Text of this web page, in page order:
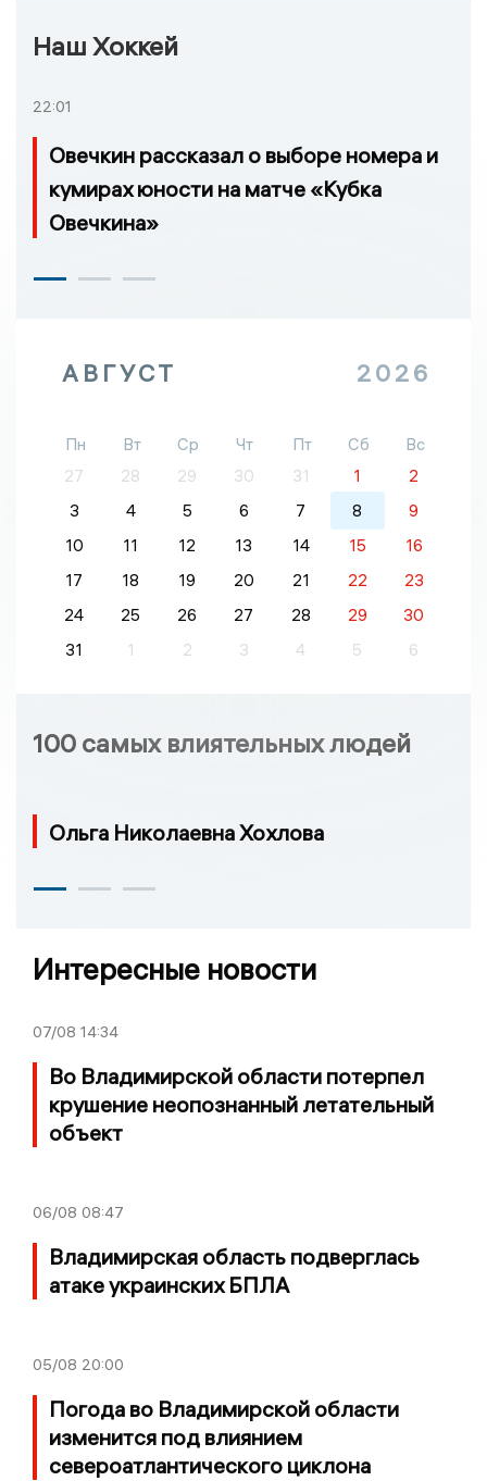
Наш Хоккей
22:01
Овечкин рассказал о выборе номера и
кумирах юности на матче «Кубка
Овечкина»
АВГУСТ 2026
Пн Вт Ср Чт Пт Сб
Вс
27
28 29 30 31 1
2
3
4 5 6 7 8
9
10
11 12 13 14 15
16
17
18 19 20 21 22
23
24
25 26 27 28 29
30
31
1 2 3 4 5 6
100 самых влиятельных людей
Ольга Николаевна Хохлова
Интересные новости
07/08 14:34
Во Владимирской области потерпел
крушение неопознанный летательный
объект
06/08 08:47
Владимирская область подверглась
атаке украинских БПЛА
05/08 20:00
Погода во Владимирской области
изменится под влиянием
североатлантического циклона